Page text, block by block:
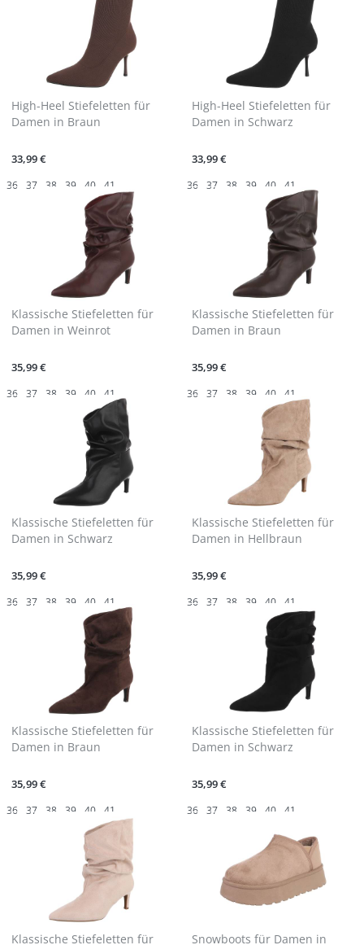
High-Heel Stiefeletten für
Damen in Braun
33,99 €
36 37 38 39 40 41
High-Heel Stiefeletten für
Damen in Schwarz
33,99 €
36 37 38 39 40 41
Klassische Stiefeletten für
Damen in Weinrot
35,99 €
36 37 38 39 40 41
Klassische Stiefeletten für
Damen in Braun
35,99 €
36 37 38 39 40 41
Klassische Stiefeletten für
Damen in Schwarz
35,99 €
36 37 38 39 40 41
Klassische Stiefeletten für
Damen in Hellbraun
35,99 €
36 37 38 39 40 41
Klassische Stiefeletten für
Damen in Braun
35,99 €
36 37 38 39 40 41
Klassische Stiefeletten für
Damen in Schwarz
35,99 €
36 37 38 39 40 41
Klassische Stiefeletten für Snowboots für Damen in